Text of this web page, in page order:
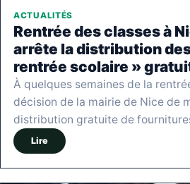
ACTUALITÉS
Rentrée des classes à
arrête la distribution
rentrée scolaire »
À quelques semaines de la
décision de la mairie de Nice de
distribution gratuite de
Lire